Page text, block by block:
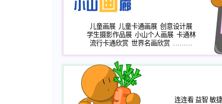
儿童画展 儿童卡通画展 创意设计展
学生摄影作品展 小山个人画展 卡通林
流行卡通欣赏 世界名画欣赏 ………
连连看 益智 敏捷